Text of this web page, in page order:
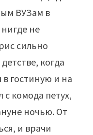
ВУЗам в
не
сильно
когда
гостиную и на
комода петух,
ночью. От
и врачи